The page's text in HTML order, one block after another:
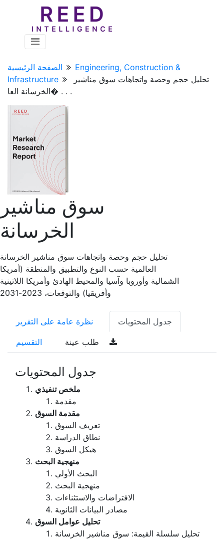
الصفحة الرئيسية
Engineering, Construction &
Infrastructure
تحليل حجم وحصة واتجاهات سوق مناشير
الخرسانة العا� . . .
سوق مناشير
الخرسانة
تحليل حجم وحصة واتجاهات سوق مناشير الخرسانة
العالمية حسب النوع والتطبيق والمنطقة (أمريكا
الشمالية وأوروبا وآسيا والمحيط الهادئ وأمريكا اللاتينية
وأفريقيا) والتوقعات، 2023-2031
نظرة عامة على التقرير جدول المحتويات
التقسيم
جدول المحتويات
ملخص تنفيذي
مقدمة
مقدمة السوق
تعريف السوق
نطاق الدراسة
هيكل السوق
منهجية البحث
البحث الأولي
منهجية البحث
الافتراضات والاستثناءات
مصادر البيانات الثانوية
تحليل عوامل السوق
تحليل سلسلة القيمة: سوق مناشير الخرسانة